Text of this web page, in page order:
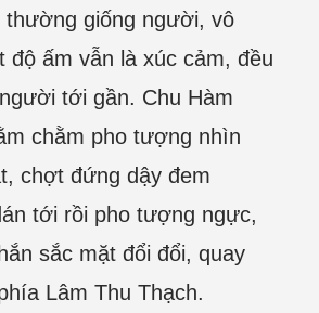
giống người, vô
độ ấm vẫn là xúc cảm, đều
tới gần. Chu Hàm
chằm pho tượng nhìn
chợt đứng dậy đem
tới rồi pho tượng ngực,
sắc mặt đổi đổi, quay
Lâm Thu Thạch.